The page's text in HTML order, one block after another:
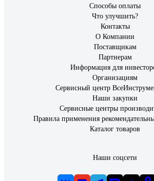
Способы оплаты
Что улучшить?
Контакты
О Компании
Поставщикам
Партнерам
Информация для
Организациям
Сервисный центр
Наши закупки
Сервисные центры
Правила применения
Каталог товаров
Наши соцсети